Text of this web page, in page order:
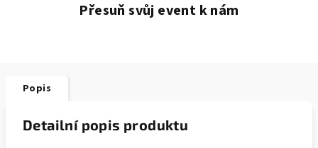
Přesuň svůj event k nám
Popis
Detailní popis produktu